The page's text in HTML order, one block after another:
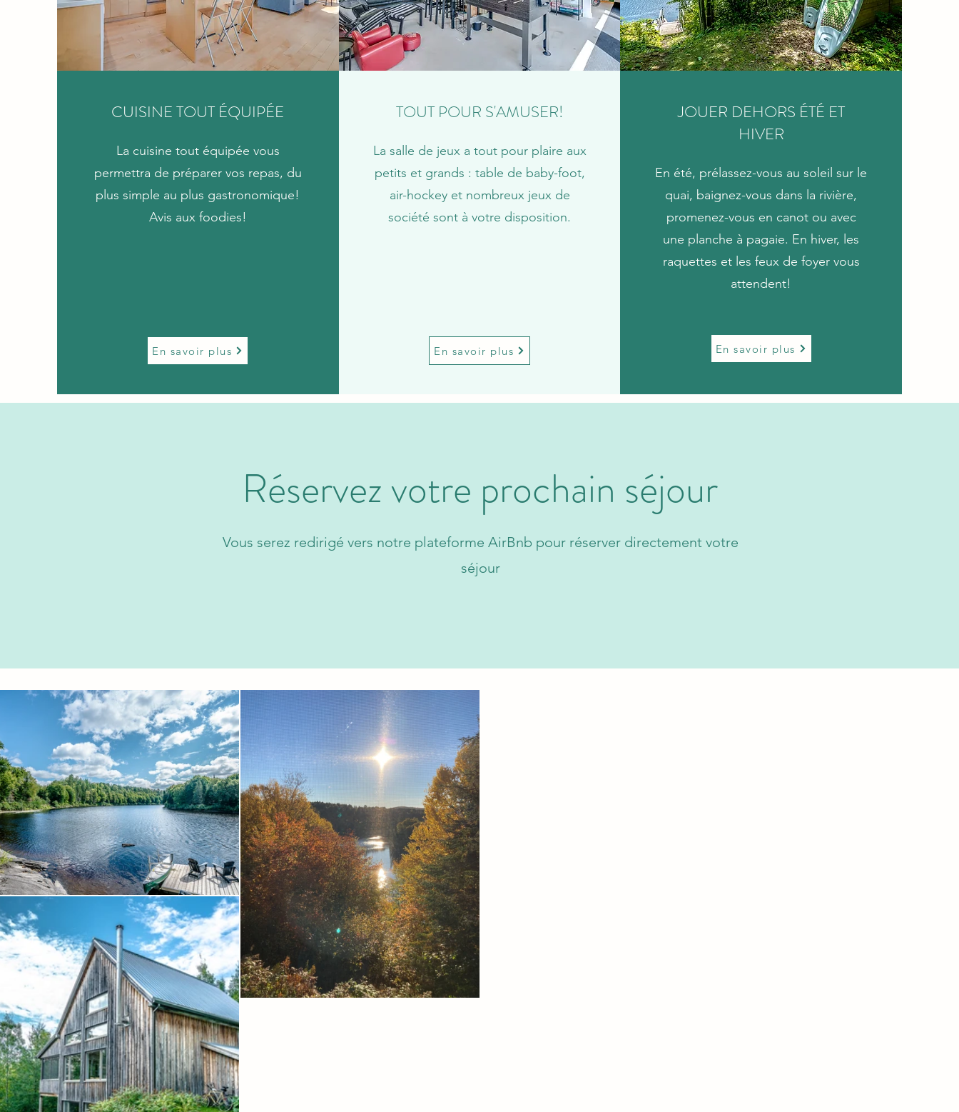
CUISINE TOUT ÉQUIPÉE
La cuisine tout équipée vous
permettra de préparer vos repas, du
plus simple au plus gastronomique!
Avis aux foodies!
En savoir plus
TOUT POUR S'AMUSER!
La salle de jeux a tout pour plaire aux
petits et grands : table de baby-foot,
air-hockey et nombreux jeux de
société sont à votre disposition.
En savoir plus
JOUER DEHORS ÉTÉ ET
HIVER
En été, prélassez-vous au soleil sur le
quai, baignez-vous dans la rivière,
promenez-vous en canot ou avec
une planche à pagaie. En hiver, les
raquettes et les feux de foyer vous
attendent!
En savoir plus
Réservez votre prochain séjour
Vous serez redirigé vers notre plateforme AirBnb pour réserver directement votre
séjour